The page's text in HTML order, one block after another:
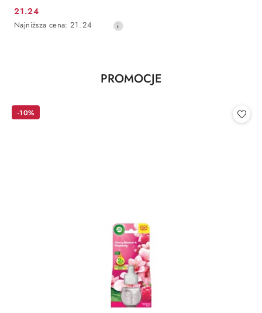
10 szt. (Włochy)
Cena
promocyjna:
21.24
Najniższa
Najniższa cena: 21.24
Pomiń karuzelę produktów
Produkty
PROMOCJE
-10%